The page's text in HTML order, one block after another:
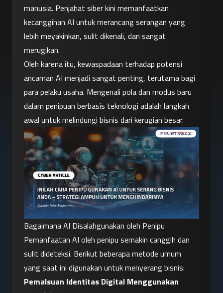
manusia. Penjahat siber kini memanfaatkan
kecanggihan AI untuk merancang serangan yang
lebih meyakinkan, sulit dikenali, dan sangat
merugikan.
Oleh karena itu, kewaspadaan terhadap potensi
ancaman AI menjadi sangat penting, terutama bagi
para pelaku usaha. Mengenali pola dan modus baru
dalam penipuan berbasis teknologi adalah langkah
awal untuk melindungi bisnis dari kerugian besar.
Bagaimana AI Disalahgunakan oleh Penipu
Pemanfaatan AI oleh penipu semakin canggih dan
sulit dideteksi. Berikut beberapa metode umum
yang saat ini digunakan untuk menyerang bisnis: